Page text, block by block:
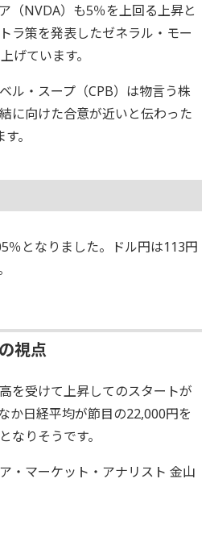
（NVDA）も5％を上回る上昇と
ラ策を発表したゼネラル・モー
げています。
ル・スープ（CPB）は物言う株
に向けた合意が近いと伝わった
。
％となりました。ドル円は113円
視点
を受けて上昇してのスタートが
か日経平均が節目の22,000円を
なりそうです。
・マーケット・アナリスト 金山